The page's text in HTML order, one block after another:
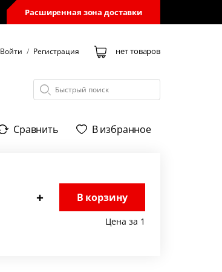
Расширенная зона доставки
Войти / Регистрация нет товаров
Сравнить В избранное
+ В корзину
Цена за 1